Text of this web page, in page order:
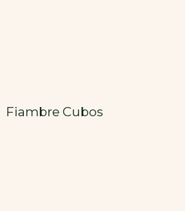
Fiambre Cubos